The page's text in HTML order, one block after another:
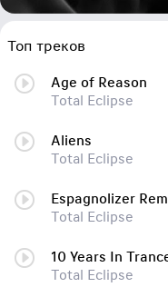
Топ треков
Age of Reason
Total Eclipse
Aliens
Total Eclipse
Espagnolizer
Total Eclipse
10 Years In
Total Eclipse